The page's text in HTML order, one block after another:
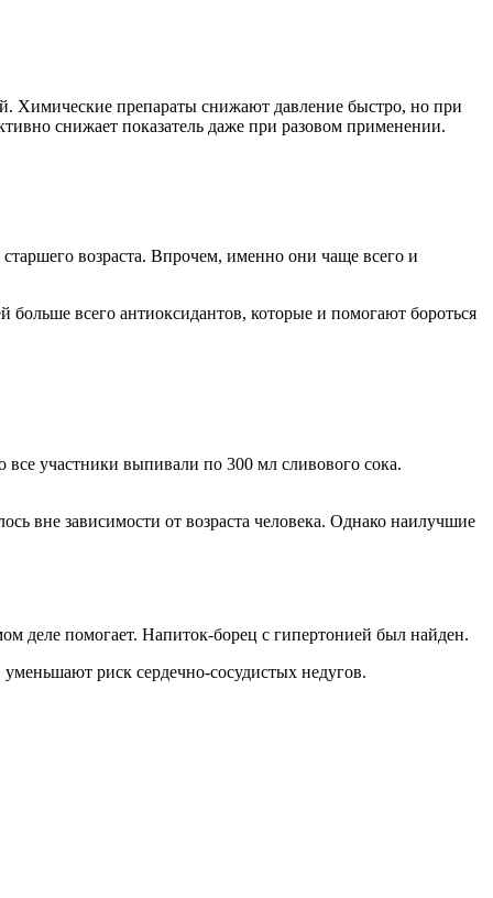
Химические препараты снижают давление быстро, но при
снижает показатель даже при разовом применении.
возраста. Впрочем, именно они чаще всего и
всего антиоксидантов, которые и помогают бороться
участники выпивали по 300 мл сливового сока.
вне зависимости от возраста человека. Однако наилучшие
деле помогает. Напиток-борец с гипертонией был найден.
риск сердечно-сосудистых недугов.